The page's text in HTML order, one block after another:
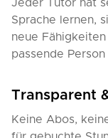
Jeder Tutor hat
Sprache lernen,
neue
passende
Transparent
Keine Abos,